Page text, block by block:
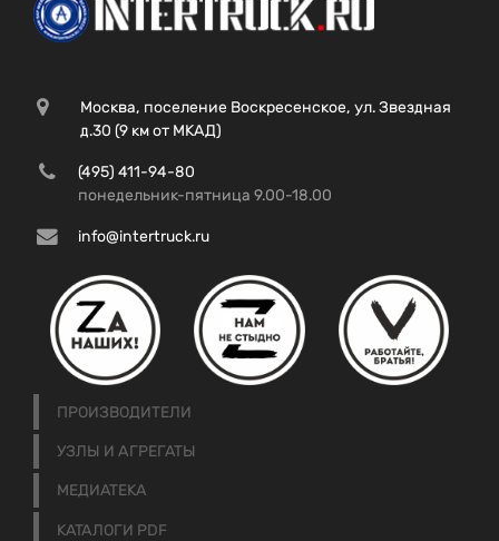
Москва, поселение Воскресенское, ул. Звездная
д.30 (9 км от МКАД)
(495) 411-94-80
понедельник-пятница 9.00-18.00
info@intertruck.ru
ПРОИЗВОДИТЕЛИ
УЗЛЫ И АГРЕГАТЫ
МЕДИАТЕКА
КАТАЛОГИ PDF